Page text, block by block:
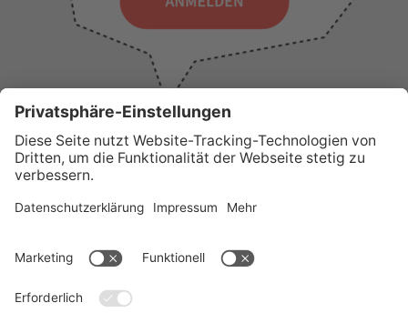
WICHTIGE LINKS
PresseWir über unsTourist-Information
Erklärung zur Barrierefreiheit
Impressum